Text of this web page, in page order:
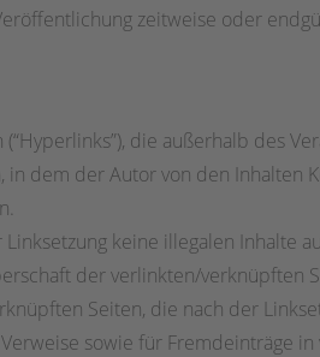
zeitweise oder
die außerhalb des
dem der Autor von den
keine illegalen Inhalte
der verlinkten/verknüpften
Seiten, die nach der
sowie für Fremdeinträge